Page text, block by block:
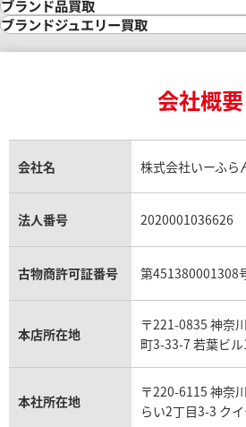
インゴット買取
インゴットの相場価格情報
24金買取
金貨買取
貴金属買取
銀・シルバー買取
パラジウム買取
ダイヤモンド・宝石の参考価格一覧
リング・結婚指輪買取
エメラルド買取
トパーズ買取
タンザナイト買取
パライバトルマリン買取
キャッツアイ買取
ガーネット買取
アクアマリン買取
時計買取
ロレックス買取
ロレックス デイトナ買取
ロレックス サブマリーナー買取
ロレックス エクスプローラー買取
ロレックス デイトジャスト買取
パテック フィリップ買取
パテック フィリップノーチラス買取
ヴァシュロン・コンスタンタン買取
オメガ買取
カルティエ買取
フランク ミュラー買取
リシャール・ミル買取
パネライ買取
チューダー（チュードル）買取
ブランド品買取
ブランド買取
ルイ・ヴィトン買取
ルイ・ヴィトン買取の参考価格一覧
シャネル マトラッセ買取
セリーヌ買取
プラダ買取
ブランドジュエリー買取
ヴァンクリーフ＆アーペル買取
ショーメ買取
ダミアーニ買取
モーブッサン買取
会社概要
会社名 株式会社いーふら
法人番号 2020001036626
古物商許可証番号 第451380001308
本店所在地
〒221-0835 神奈
町3-33-7 若葉ビ
本社所在地
〒220-6115 神奈
らい2丁目3-3 ク